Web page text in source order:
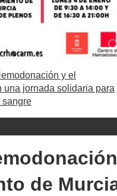
y el
una jornada solidaria para
sangre
de